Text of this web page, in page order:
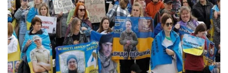
Kultur
Geschichte
Gesundheit